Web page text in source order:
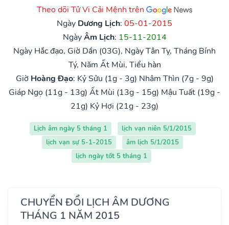
Theo dõi Tử Vi Cải Mệnh trên
Ngày Dương Lịch: 05-01-2015
NgàyÂm Lịch: 15-11-2014
Ngày Hắc đạo, Giờ Dần (03G), Ngày Tân Tỵ, Tháng Bính
Tý, Năm Ất Mùi, Tiểu hàn
Giờ Hoàng Đạo: Kỷ Sửu (1g - 3g) Nhâm Thìn (7g - 9g)
Giáp Ngọ (11g - 13g) Ất Mùi (13g - 15g) Mậu Tuất (19g -
21g) Kỷ Hợi (21g - 23g)
Lịch âm ngày 5 tháng 1
lịch vạn niên 5/1/2015
lịch vạn sự 5-1-2015
âm lịch 5/1/2015
lịch ngày tốt 5 tháng 1
CHUYỂN ĐỔI LỊCH ÂM DƯƠNG
THÁNG 1 NĂM 2015